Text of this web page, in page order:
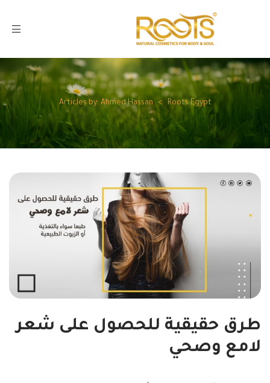
Roots Egypt
>
Articles by: Ahmed Hassan
طرق حقيقية للحصول على شعر
لامع وصحي